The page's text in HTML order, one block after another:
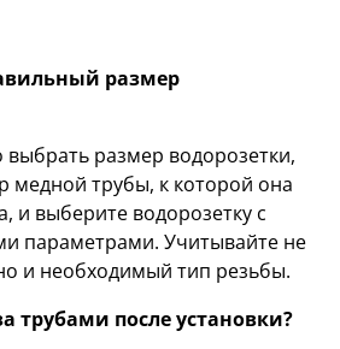
размер
размер водорозетки,
медной трубы, к которой она
и выберите водорозетку с
параметрами. Учитывайте не
и необходимый тип резьбы.
трубами после установки?